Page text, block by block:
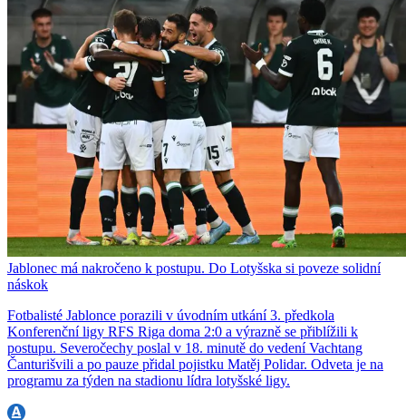
Jablonec má nakročeno k postupu. Do Lotyšska si poveze solidní
náskok
Fotbalisté Jablonce porazili v úvodním utkání 3. předkola
Konferenční ligy RFS Riga doma 2:0 a výrazně se přiblížili k
postupu. Severočechy poslal v 18. minutě do vedení Vachtang
Čanturišvili a po pauze přidal pojistku Matěj Polidar. Odveta je na
programu za týden na stadionu lídra lotyšské ligy.